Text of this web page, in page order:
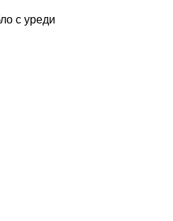
с уреди